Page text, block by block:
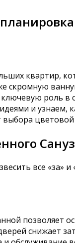
квартир,
скромную
роль
и
все «за»
позволяет
снижает